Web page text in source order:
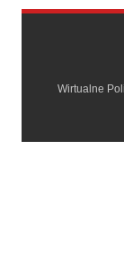
Wirtualne